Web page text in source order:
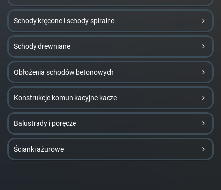
Schody kręcone i schody spiralne
Schody drewniane
Obłożenia schodów betonowych
Konstrukcje komunikacyjne kacze
Balustrady i poręcze
Ścianki ażurowe